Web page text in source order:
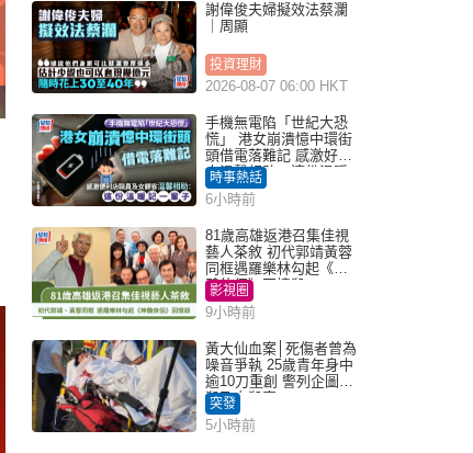
謝偉俊夫婦擬效法蔡瀾
｜周顯
投資理財
2026-08-07 06:00 HKT
手機無電陷「世紀大恐
慌」 港女崩潰憶中環街
頭借電落難記 感激好心
人溫馨相助：這份溫暖
記一輩子｜Juicy叮
時事熱話
6小時前
81歲高雄返港召集佳視
藝人茶敘 初代郭靖黃蓉
同框遇羅樂林勾起《神
鵰俠侶》回憶殺
影視圈
9小時前
黃大仙血案│死傷者曾為
噪音爭執 25歲青年身中
逾10刀重創 警列企圖謀
殺及自殺案
突發
5小時前